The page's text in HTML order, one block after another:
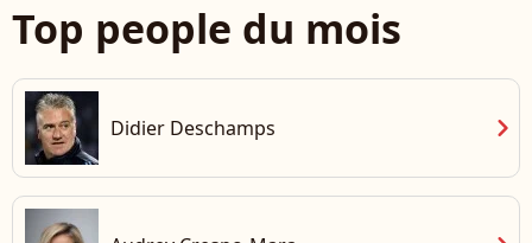
Top people du mois
Didier Deschamps chevron_right